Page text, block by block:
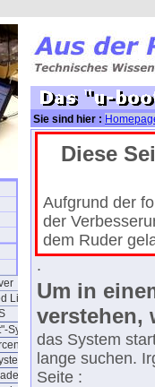
Linux
System
Sie sind hier :
boot" im embedded
Diese
Aufgrund der
der
dem Ruder
.
Um in
verstehen,
das System
lange suchen.
Seite :